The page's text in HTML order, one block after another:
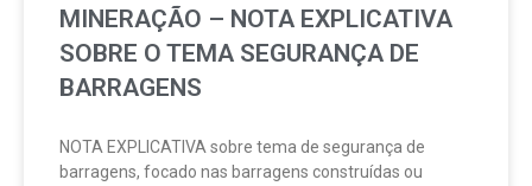
MINERAÇÃO – NOTA EXPLICATIVA
SOBRE O TEMA SEGURANÇA DE
BARRAGENS
NOTA EXPLICATIVA sobre tema de segurança de
barragens, focado nas barragens construídas ou